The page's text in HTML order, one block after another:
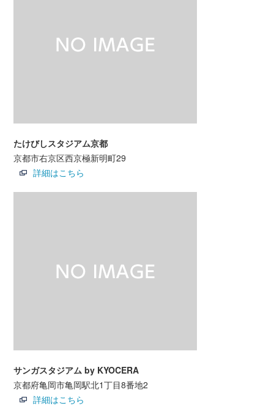
たけびしスタジアム京都
京都市右京区西京極新明町29
詳細はこちら
サンガスタジアム by KYOCERA
京都府亀岡市亀岡駅北1丁目8番地2
詳細はこちら